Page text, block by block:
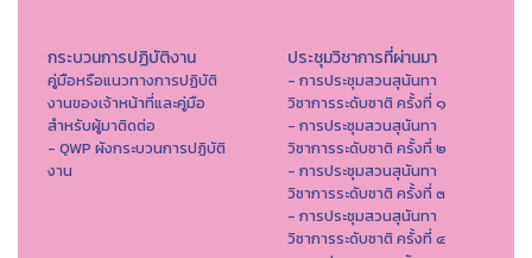
กระบวนการปฏิบัติงาน
คู่มือหรือแนวทางการปฏิบัติ
งานของเจ้าหน้าที่และคู่มือ
สำหรับผู้มาติดต่อ
- QWP ผังกระบวนการปฏิบัติ
งาน
ประชุมวิชาการที่ผ่านมา
- การประชุมสวนสุนันทา
วิชาการระดับชาติ ครั้งที่ ๑
- การประชุมสวนสุนันทา
วิชาการระดับชาติ ครั้งที่ ๒
- การประชุมสวนสุนันทา
วิชาการระดับชาติ ครั้งที่ ๓
- การประชุมสวนสุนันทา
วิชาการระดับชาติ ครั้งที่ ๔